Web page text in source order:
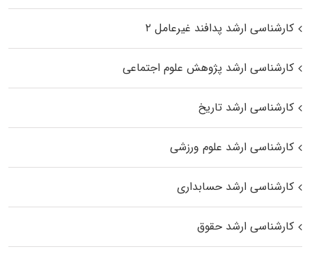
کارشناسی ارشد پدافند غیرعامل ۲
کارشناسی ارشد پژوهش علوم اجتماعی
کارشناسی ارشد تاریخ
کارشناسی ارشد علوم ورزشی
کارشناسی ارشد حسابداری
کارشناسی ارشد حقوق